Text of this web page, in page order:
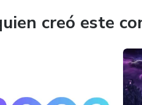
creó este